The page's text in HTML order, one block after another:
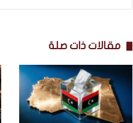
مقالات ذات صلة